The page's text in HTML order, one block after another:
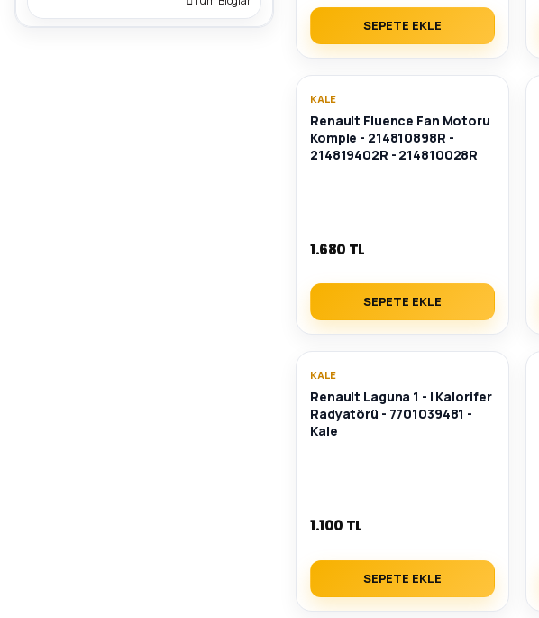
SEPETE EKLE
KALE
Renault Fluence Fan Motoru
Komple - 214810898R -
214819402R - 214810028R
1.680 TL
SEPETE EKLE
KALE
Renault Laguna 1 - I Kalorifer
Radyatörü - 7701039481 -
Kale
1.100 TL
SEPETE EKLE